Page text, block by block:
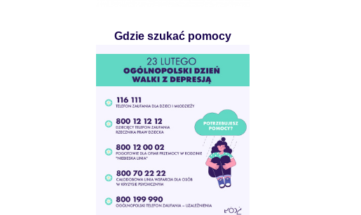
Gdzie szukać pomocy